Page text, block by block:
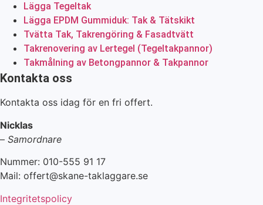
Lägga Tegeltak
Lägga EPDM Gummiduk: Tak & Tätskikt
Tvätta Tak, Takrengöring & Fasadtvätt
Takrenovering av Lertegel (Tegeltakpannor)
Takmålning av Betongpannor & Takpannor
Kontakta oss
Kontakta oss idag för en fri offert.
Nicklas
– Samordnare
Nummer: 010-555 91 17
Mail: offert@skane-taklaggare.se
Integritetspolicy